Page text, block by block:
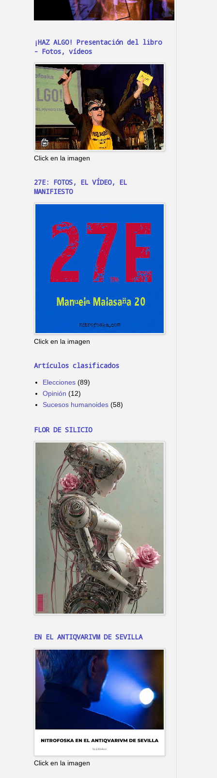
¡HAZ ALGO! Presentación del libro
- Fotos, vídeos
Click en la imagen
27E: FOTOS, EL VÍDEO, EL
MANIFIESTO
Click en la imagen
Artículos clasificados
Elecciones (89)
Opinión (12)
Sucesos humanoides (58)
FLOR DE SILICIO
EN EL ANTIQVARIVM DE SEVILLA
Click en la imagen